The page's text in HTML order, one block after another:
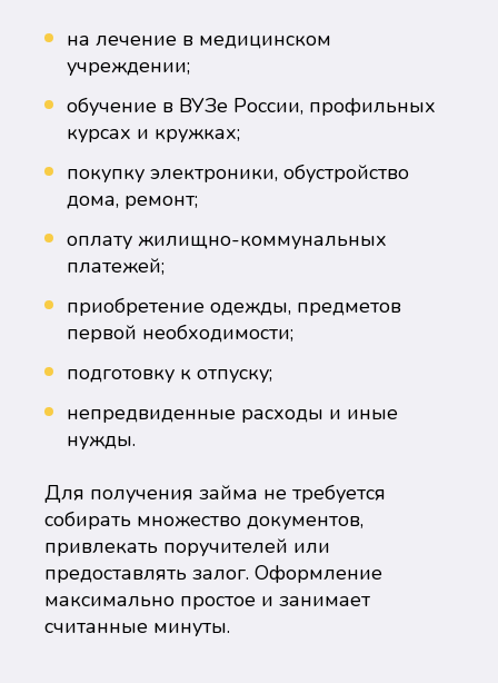
на лечение в медицинском
учреждении;
обучение в ВУЗе России, профильных
курсах и кружках;
покупку электроники, обустройство
дома, ремонт;
оплату жилищно-коммунальных
платежей;
приобретение одежды, предметов
первой необходимости;
подготовку к отпуску;
непредвиденные расходы и иные
нужды.
Для получения займа не требуется
собирать множество документов,
привлекать поручителей или
предоставлять залог. Оформление
максимально простое и занимает
считанные минуты.